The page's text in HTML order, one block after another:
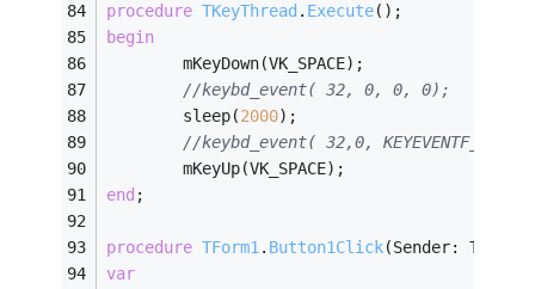
procedure TKeyThread . Execute() ;
begin
        mKeyDown(VK_SPACE);
//keybd_event( 32, 0, 0, 0);
        sleep(
2000);
//keybd_event( 32,0,
        mKeyUp(VK_SPACE);
end ;
procedure TForm1. Button1Click(Sender:
var